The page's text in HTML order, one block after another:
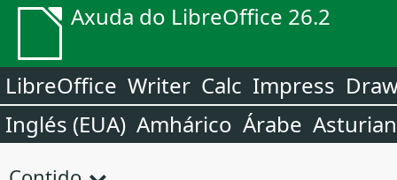
Axuda do LibreOffice 26.2
LibreOffice Writer Calc Impress
Inglés (EUA) Amhárico Árabe